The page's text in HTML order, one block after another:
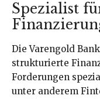
Spezialist
Die Varengold
strukturierte
Forderungen
unter anderem